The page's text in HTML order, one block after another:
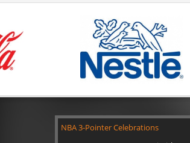
NBA 3-Pointer Celebrations